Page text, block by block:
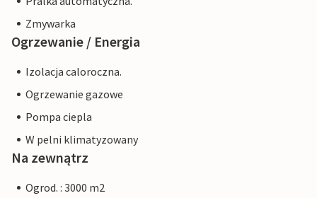
Zmywarka
Ogrzewanie / Energia
Izolacja caloroczna.
Ogrzewanie gazowe
Pompa ciepla
W pelni klimatyzowany
Na zewnątrz
Ogrod. : 3000 m2